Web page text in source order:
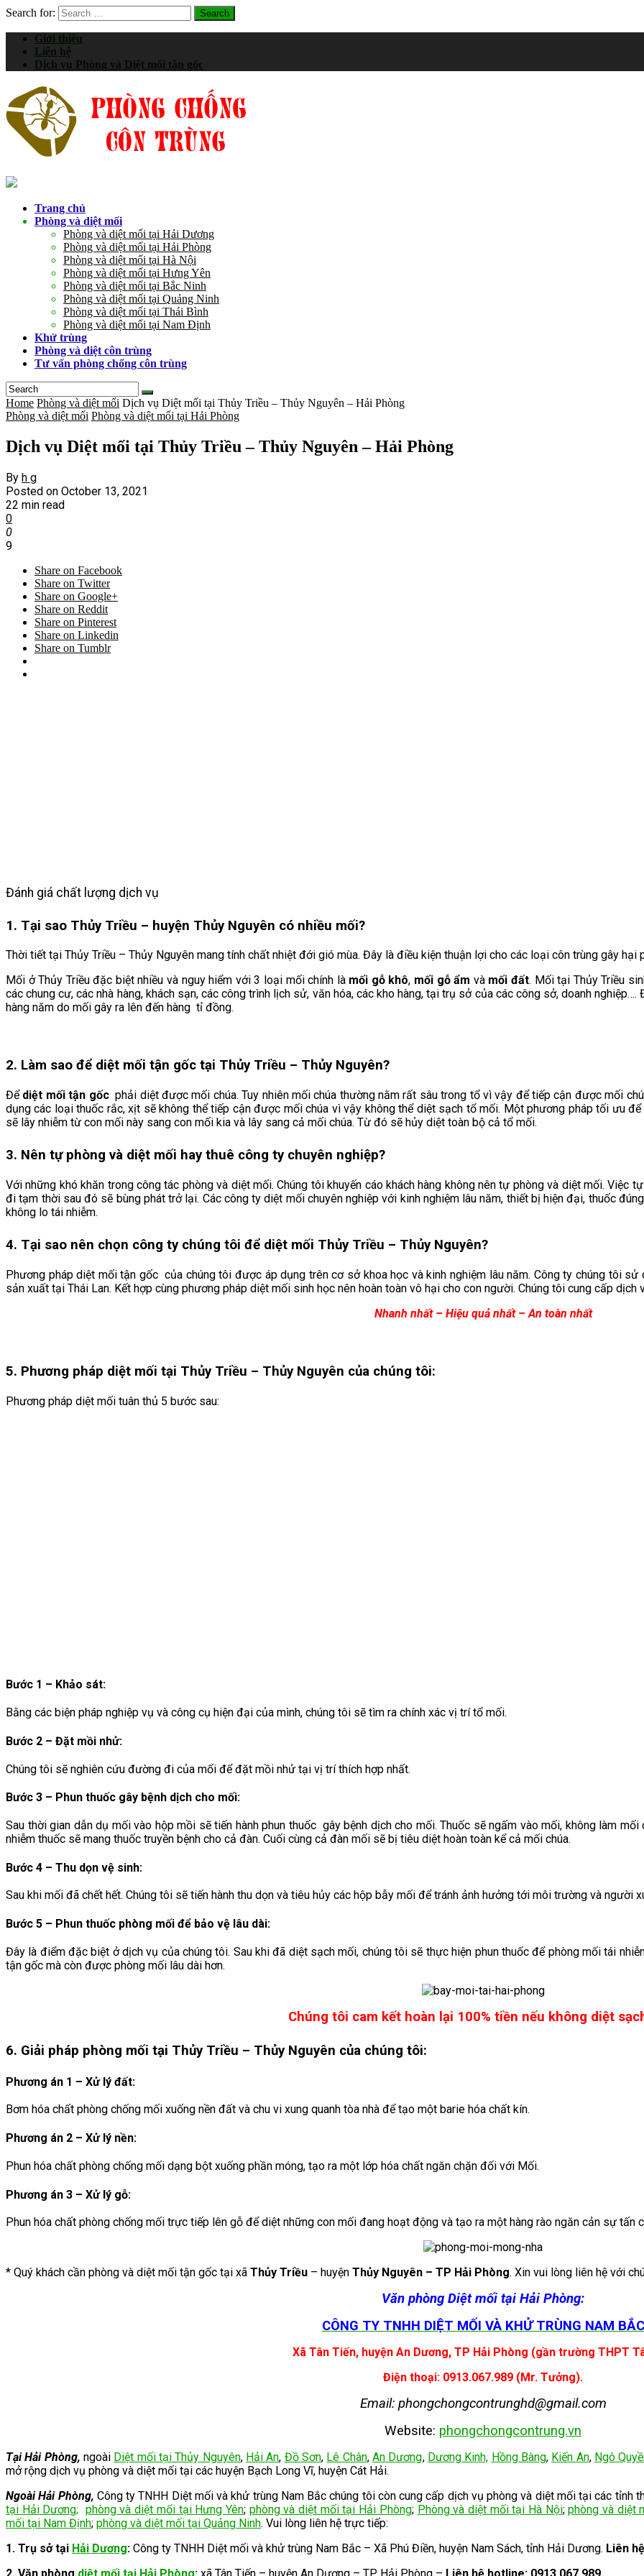
Search for:
Giới thiệu
Liên hệ
Dịch vụ Phòng và Diệt mối tận gốc
Trang chủ
Phòng và diệt mối
Phòng và diệt mối tại Hải Dương
Phòng và diệt mối tại Hải Phòng
Phòng và diệt mối tại Hà Nội
Phòng và diệt mối tại Hưng Yên
Phòng và diệt mối tại Bắc Ninh
Phòng và diệt mối tại Quảng Ninh
Phòng và diệt mối tại Thái Bình
Phòng và diệt mối tại Nam Định
Khử trùng
Phòng và diệt côn trùng
Tư vấn phòng chống côn trùng
Home Phòng và diệt mối Dịch vụ Diệt mối tại Thủy Triều – Thủy Nguyên – Hải Phòng
Phòng và diệt mối Phòng và diệt mối tại Hải Phòng
Dịch vụ Diệt mối tại Thủy Triều – Thủy Nguyên – Hải Phòng
By h g
Posted on October 13, 2021
22 min read
0
0
9
Share on Facebook
Share on Twitter
Share on Google+
Share on Reddit
Share on Pinterest
Share on Linkedin
Share on Tumblr
Đánh giá chất lượng dịch vụ
1. Tại sao Thủy Triều – huyện Thủy Nguyên có nhiều mối?
Thời tiết tại Thủy Triều – Thủy Nguyên mang tính chất nhiệt đới gió mùa. Đây là điều kiện thuận lợi cho các loại côn trùng gây hại
Mối ở Thủy Triều đặc biệt nhiều và nguy hiểm với 3 loại mối chính là mối gỗ khô, mối gỗ ẩm và mối đất. Mối tại Thủy Triều
các chung cư, các nhà hàng, khách sạn, các công trình lịch sử, văn hóa, các kho hàng, tại trụ sở của các công sở, doanh
hàng năm do mối gây ra lên đến hàng tỉ đồng.
2. Làm sao để diệt mối tận gốc tại Thủy Triều – Thủy Nguyên?
Để diệt mối tận gốc phải diệt được mối chúa. Tuy nhiên mối chúa thường nằm rất sâu trong tổ vì vậy để tiếp cận được mối
dụng các loại thuốc rắc, xịt sẽ không thể tiếp cận được mối chúa vì vậy không thể diệt sạch tổ mối. Một phương pháp tối ưu
sẽ lây nhiễm từ con mối này sang con mối kia và lây sang cả mối chúa. Từ đó sẽ hủy diệt toàn bộ cả tổ mối.
3. Nên tự phòng và diệt mối hay thuê công ty chuyên nghiệp?
Với những khó khăn trong công tác phòng và diệt mối. Chúng tôi khuyến cáo khách hàng không nên tự phòng và diệt mối. Việc
đi tạm thời sau đó sẽ bùng phát trở lại. Các công ty diệt mối chuyên nghiệp với kinh nghiệm lâu năm, thiết bị hiện đại, thuốc
không lo tái nhiễm.
4. Tại sao nên chọn công ty chúng tôi để diệt mối Thủy Triều – Thủy Nguyên?
Phương pháp diệt mối tận gốc của chúng tôi được áp dụng trên cơ sở khoa học và kinh nghiệm lâu năm. Công ty chúng tôi sử
sản xuất tại Thái Lan. Kết hợp cùng phương pháp diệt mối sinh học nên hoàn toàn vô hại cho con người. Chúng tôi cung cấp
Nhanh nhất – Hiệu quả nhất – An toàn nhất
5. Phương pháp diệt mối tại Thủy Triều – Thủy Nguyên của chúng tôi:
Phương pháp diệt mối tuân thủ 5 bước sau:
Bước 1 – Khảo sát:
Bằng các biện pháp nghiệp vụ và công cụ hiện đại của mình, chúng tôi sẽ tìm ra chính xác vị trí tổ mối.
Bước 2 – Đặt mồi nhử:
Chúng tôi sẽ nghiên cứu đường đi của mối để đặt mồi nhử tại vị trí thích hợp nhất.
Bước 3 – Phun thuốc gây bệnh dịch cho mối:
Sau thời gian dẫn dụ mối vào hộp mồi sẽ tiến hành phun thuốc gây bệnh dịch cho mối. Thuốc sẽ ngấm vào mối, không làm
nhiễm thuốc sẽ mang thuốc truyền bệnh cho cả đàn. Cuối cùng cả đàn mối sẽ bị tiêu diệt hoàn toàn kể cả mối chúa.
Bước 4 – Thu dọn vệ sinh:
Sau khi mối đã chết hết. Chúng tôi sẽ tiến hành thu dọn và tiêu hủy các hộp bẫy mối để tránh ảnh hưởng tới môi trường và người
Bước 5 – Phun thuốc phòng mối để bảo vệ lâu dài:
Đây là điểm đặc biệt ở dịch vụ của chúng tôi. Sau khi đã diệt sạch mối, chúng tôi sẽ thực hiện phun thuốc để phòng mối tái
tận gốc mà còn được phòng mối lâu dài hơn.
Chúng tôi cam kết hoàn lại 100% tiền nếu không diệt
6. Giải pháp phòng mối tại Thủy Triều – Thủy Nguyên của chúng tôi:
Phương án 1 – Xử lý đất:
Bơm hóa chất phòng chống mối xuống nền đất và chu vi xung quanh tòa nhà để tạo một barie hóa chất kín.
Phương án 2 – Xử lý nền:
Phun hóa chất phòng chống mối dạng bột xuống phần móng, tạo ra một lớp hóa chất ngăn chặn đối với Mối.
Phương án 3 – Xử lý gỗ:
Phun hóa chất phòng chống mối trực tiếp lên gỗ để diệt những con mối đang hoạt động và tạo ra một hàng rào ngăn cản sự tấn
* Quý khách cần phòng và diệt mối tận gốc tại xã Thủy Triều – huyện Thủy Nguyên – TP Hải Phòng. Xin vui lòng liên hệ với
Văn phòng Diệt mối tại Hải Phòng:
CÔNG TY TNHH DIỆT MỐI VÀ KHỬ TRÙNG NAM BẮC
Xã Tân Tiến, huyện An Dương, TP Hải Phòng (gần trường THPT
Điện thoại: 0913.067.989 (Mr. Tưởng).
Email: phongchongcontrunghd@gmail.com
Website: phongchongcontrung.vn
Tại Hải Phòng, ngoài Diệt mối tại Thủy Nguyên, Hải An, Đồ Sơn, Lê Chân,An Dương, Dương Kinh, Hồng Bàng, Kiến An, Ngô
mở rộng dịch vụ phòng và diệt mối tại các huyện Bạch Long Vĩ, huyện Cát Hải.
Ngoài Hải Phòng, Công ty TNHH Diệt mối và khử trùng Nam Bắc chúng tôi còn cung cấp dịch vụ phòng và diệt mối tại các tỉnh
tại Hải Dương; phòng và diệt mối tại Hưng Yên; phòng và diệt mối tại Hải Phòng; Phòng và diệt mối tại Hà Nội;phòng và diệt
mối tại Nam Định; phòng và diệt mối tại Quảng Ninh. Vui lòng liên hệ trực tiếp:
1. Trụ sở tại Hải Dương: Công ty TNHH Diệt mối và khử trùng Nam Bắc – Xã Phú Điền, huyện Nam Sách, tỉnh Hải Dương. Liên